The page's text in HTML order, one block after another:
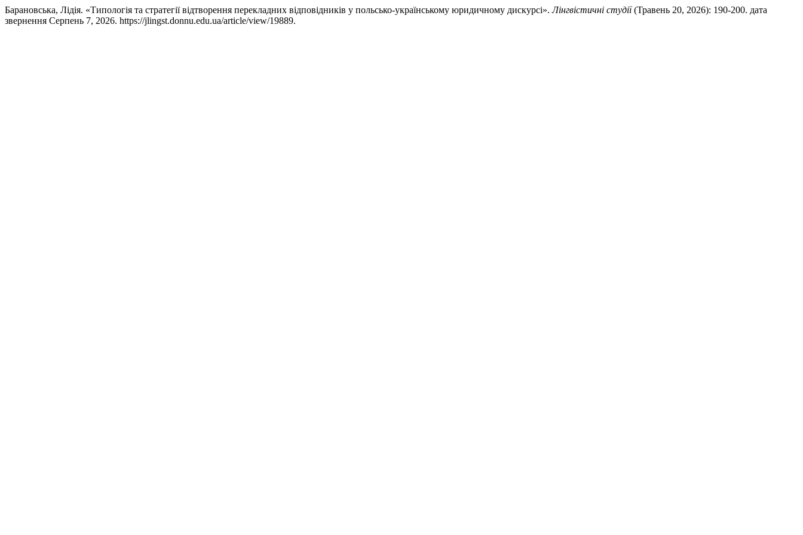
Барановська, Лідія. «Типологія та стратегії відтворення перекладних відповідників у польсько-українському юридичному дискурсі».Лінгвістичні студії(Травень 20, 2026): 190-200. дата
звернення Серпень 7, 2026. https://jlingst.donnu.edu.ua/article/view/19889.